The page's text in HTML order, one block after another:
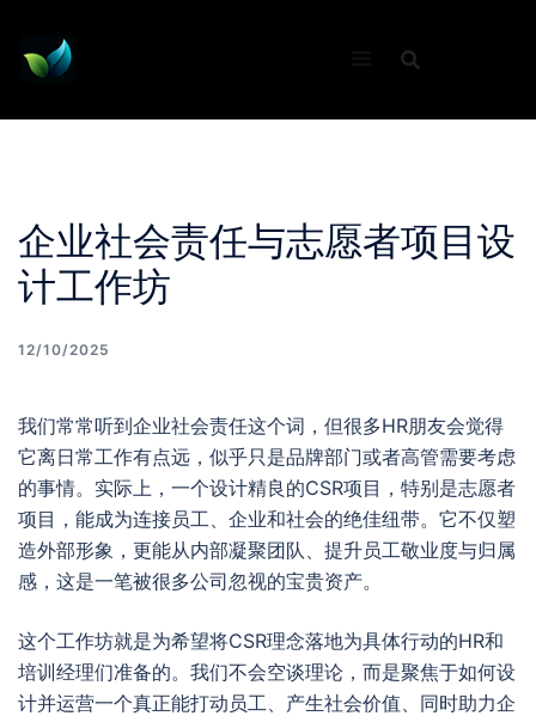
content
企业社会责任与志愿者项目设
计工作坊
12/10/2025
我们常常听到企业社会责任这个词，但很多HR朋友会觉得
它离日常工作有点远，似乎只是品牌部门或者高管需要考虑
的事情。实际上，一个设计精良的CSR项目，特别是志愿者
项目，能成为连接员工、企业和社会的绝佳纽带。它不仅塑
造外部形象，更能从内部凝聚团队、提升员工敬业度与归属
感，这是一笔被很多公司忽视的宝贵资产。
这个工作坊就是为希望将CSR理念落地为具体行动的HR和
培训经理们准备的。我们不会空谈理论，而是聚焦于如何设
计并运营一个真正能打动员工、产生社会价值、同时助力企